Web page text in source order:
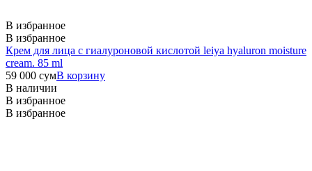
В избранное
В избранное
Крем для лица с гиалуроновой кислотой leiya hyaluron moisture
cream. 85 ml
59 000 сумВ корзину
В наличии
В избранное
В избранное